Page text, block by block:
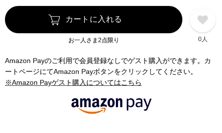
カートに入れる
お一人さま2点限り 0人
Amazon Payのご利用で会員登録なしでゲスト購入ができます。カ
ートページにてAmazon Payボタンをクリックしてください。
※Amazon Payゲスト購入についてはこちら